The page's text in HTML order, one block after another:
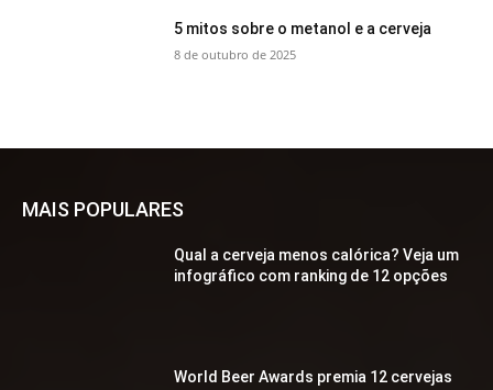
5 mitos sobre o metanol e a cerveja
8 de outubro de 2025
MAIS POPULARES
Qual a cerveja menos calórica? Veja um
infográfico com ranking de 12 opções
World Beer Awards premia 12 cervejas